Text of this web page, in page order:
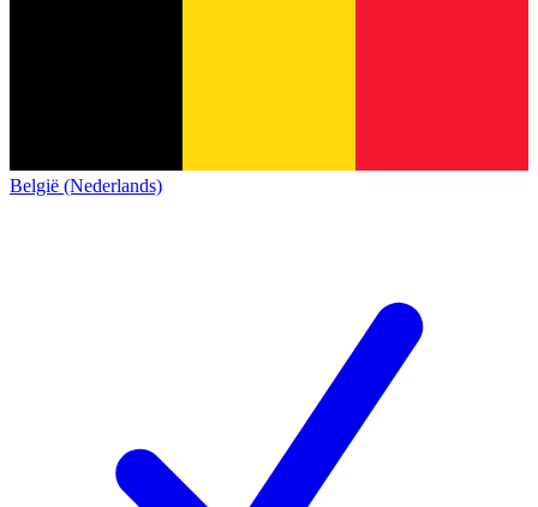
België (Nederlands)